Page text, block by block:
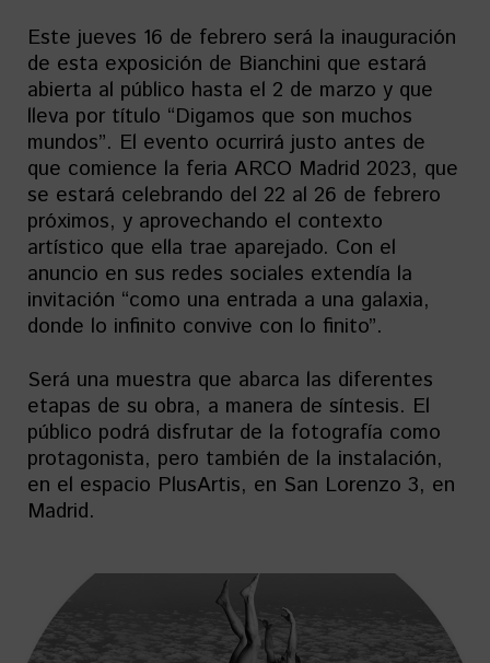
Este jueves 16 de febrero será la inauguración
de esta exposición de Bianchini que estará
abierta al público hasta el 2 de marzo y que
lleva por título “Digamos que son muchos
mundos”. El evento ocurrirá justo antes de
que comience la feria ARCO Madrid 2023, que
se estará celebrando del 22 al 26 de febrero
próximos, y aprovechando el contexto
artístico que ella trae aparejado. Con el
anuncio en sus redes sociales extendía la
invitación “como una entrada a una galaxia,
donde lo infinito convive con lo finito”.
Será una muestra que abarca las diferentes
etapas de su obra, a manera de síntesis. El
público podrá disfrutar de la fotografía como
protagonista, pero también de la instalación,
en el espacio PlusArtis, en San Lorenzo 3, en
Madrid.